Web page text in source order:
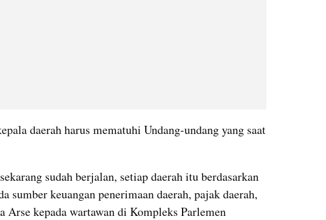
daerah harus mematuhi Undang-undang yang saat
sudah berjalan, setiap daerah itu berdasarkan
sumber keuangan penerimaan daerah, pajak daerah,
Arse kepada wartawan di Kompleks Parlemen